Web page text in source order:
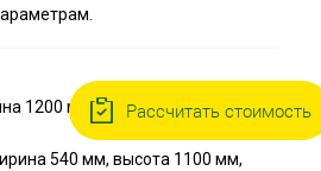
1200 мм, высота 2645 мм,
540 мм, высота 1100 мм,
Рассчитать стоимость